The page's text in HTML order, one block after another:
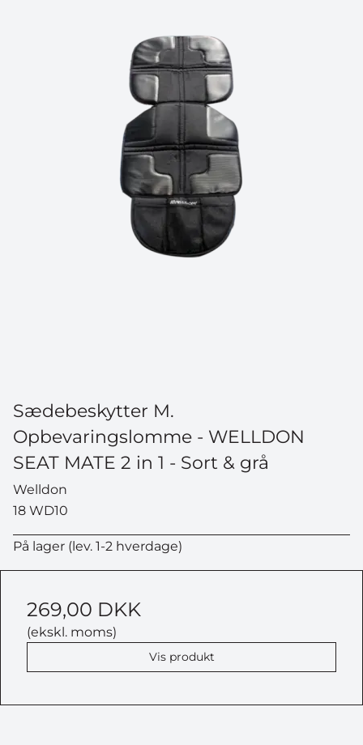
Sædebeskytter M.
Opbevaringslomme - WELLDON
SEAT MATE 2 in 1 - Sort & grå
Welldon
18 WD10
På lager (lev. 1-2 hverdage)
269,00 DKK
(ekskl. moms)
Vis produkt